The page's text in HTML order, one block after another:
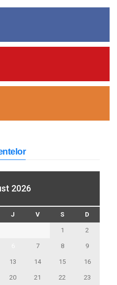
2026
J V S D
1 2
7 8 9
13 14 15 16
20 21 22 23